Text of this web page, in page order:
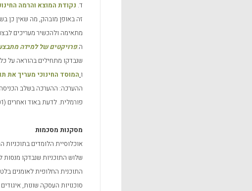
ד. נקודת המוצא והרמה
זה באופן מובהק, מה שאין כן
מתאימה ולהכשיר מעריכים
ה.פרויקטים של למידה
שנבדקו מתחילים בהוראה על
ו.המוסד החינוכי מעריך את
ההערכה: ההערכה בשלב
פורמלית. לדעת באוד ואחרים (
מסקנות מסכמות
אוכלוסיית הלומדים בתוכניות
שלוש התוכניות שנבדקו מנסות
התוכנית החלופית לאומנים
סוכנויות העסקה שונות,